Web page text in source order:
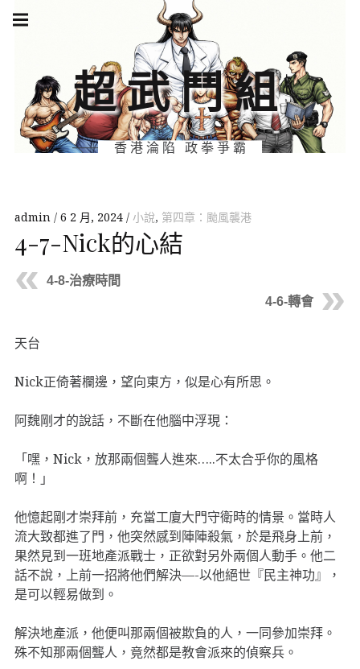
Skip
超武鬥組
香港淪陷 政拳爭霸
navigation
admin 6 2 月, 2024 小說, 第四章：颱風襲港
4-7-Nick的心結
4-8-治療時間
4-6-轉會
天台
Nick正倚著欄邊，望向東方，似是心有所思。
阿魏剛才的說話，不斷在他腦中浮現：
「嘿，Nick，放那兩個聾人進來…..不太合乎你的風格
啊！」
他憶起剛才崇拜前，充當工廈大門守衛時的情景。當時人
流大致都進了門，他突然感到陣陣殺氣，於是飛身上前，
果然見到一班地產派戰士，正欲對另外兩個人動手。他二
話不說，上前一招將他們解決—-以他絕世『民主神功』，
是可以輕易做到。
解決地產派，他便叫那兩個被欺負的人，一同參加崇拜。
殊不知那兩個聾人，竟然都是教會派來的偵察兵。